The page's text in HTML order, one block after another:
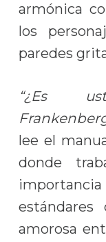
armónica
los
paredes
“¿Es
lee el
donde
amorosa